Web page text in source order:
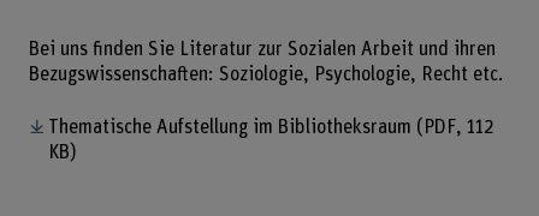
Bei uns finden Sie Literatur zur Sozialen Arbeit und ihren
Bezugswissenschaften: Soziologie, Psychologie, Recht etc.
Thematische Aufstellung im Bibliotheksraum (PDF, 112
KB)